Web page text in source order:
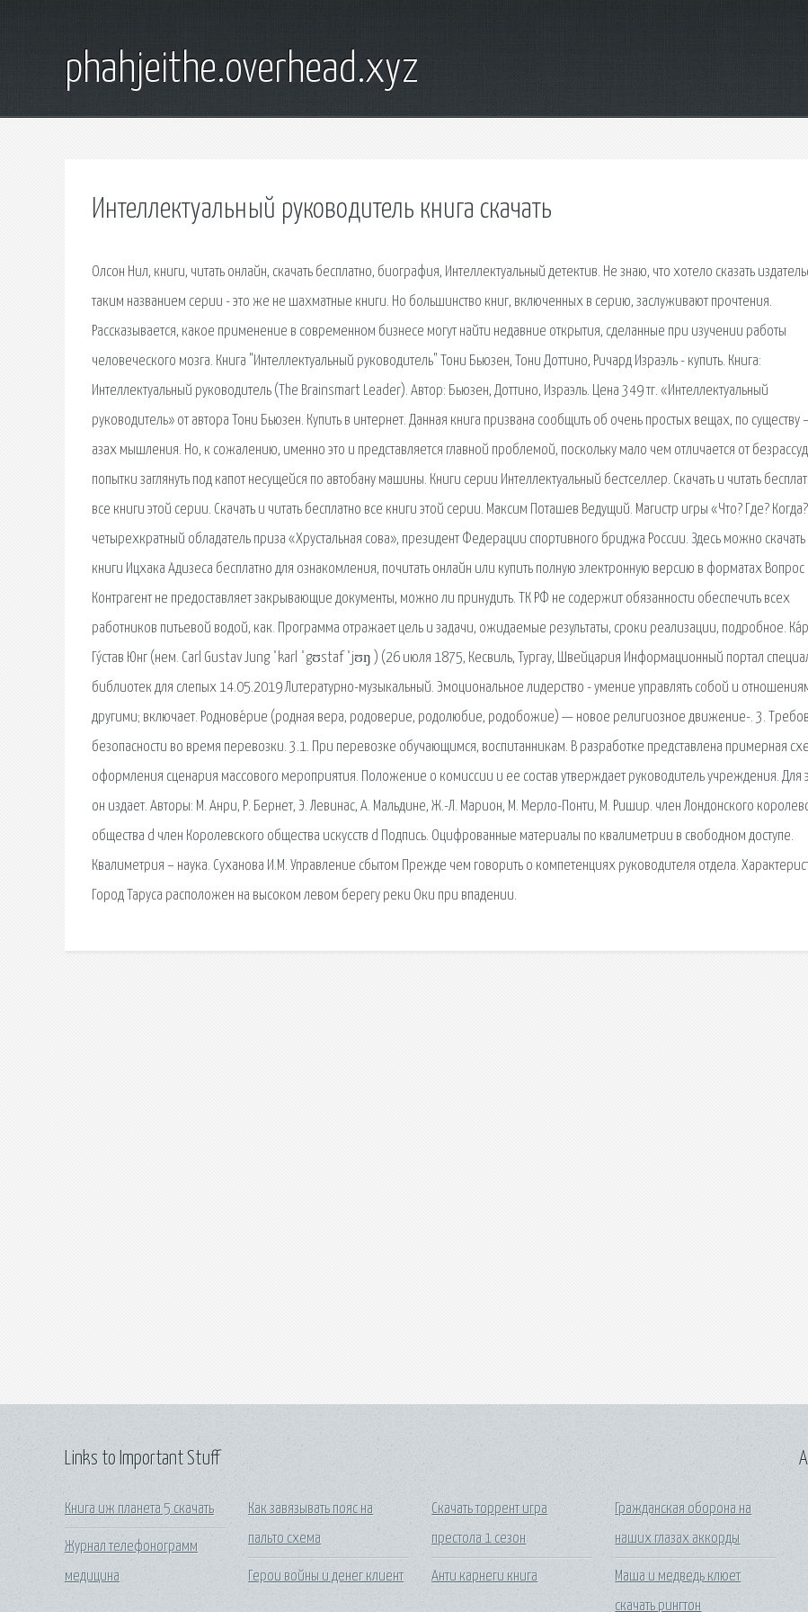
phahjeithe.overhead.xyz
Интеллектуальный руководитель книга скачать
Олсон Нил, книги, читать онлайн, скачать бесплатно, биография, Интеллектуальный детектив. Не знаю, что хотело сказать
таким названием серии - это же не шахматные книги. Но большинство книг, включенных в серию, заслуживают прочтения.
Рассказывается, какое применение в современном бизнесе могут найти недавние открытия, сделанные при изучении работы
человеческого мозга. Книга "Интеллектуальный руководитель" Тони Бьюзен, Тони Доттино, Ричард Израэль - купить. Книга:
Интеллектуальный руководитель (The Brainsmart Leader). Автор: Бьюзен, Доттино, Израэль. Цена 349 тг. «Интеллектуальный
руководитель» от автора Тони Бьюзен. Купить в интернет. Данная книга призвана сообщить об очень простых вещах, по существу
азах мышления. Но, к сожалению, именно это и представляется главной проблемой, поскольку мало чем отличается от
попытки заглянуть под капот несущейся по автобану машины. Книги серии Интеллектуальный бестселлер. Скачать и читать
все книги этой серии. Скачать и читать бесплатно все книги этой серии. Максим Поташев Ведущий. Магистр игры «Что? Где?
четырехкратный обладатель приза «Хрустальная сова», президент Федерации спортивного бриджа России. Здесь можно скачать
книги Ицхака Адизеса бесплатно для ознакомления, почитать онлайн или купить полную электронную версию в форматах Вопрос
Контрагент не предоставляет закрывающие документы, можно ли принудить. ТК РФ не содержит обязанности обеспечить всех
работников питьевой водой, как. Программа отражает цель и задачи, ожидаемые результаты, сроки реализации, подробное.
Гу́став Юнг (нем. Carl Gustav Jung ˈkarl ˈgʊstaf ˈjʊŋ ) (26 июля 1875, Кесвиль, Тургау, Швейцария Информационный портал
библиотек для слепых 14.05.2019 Литературно-музыкальный. Эмоциональное лидерство - умение управлять собой и
другими; включает. Роднове́рие (родная вера, родоверие, родолюбие, родобожие) — новое религиозное движение-. 3.
безопасности во время перевозки. 3.1. При перевозке обучающимся, воспитанникам. В разработке представлена примерная
оформления сценария массового мероприятия. Положение о комиссии и ее состав утверждает руководитель учреждения. Для
он издает. Авторы: М. Анри, Р. Бернет, Э. Левинас, А. Мальдине, Ж.-Л. Марион, М. Мерло-Понти, М. Ришир. член Лондонского
общества d член Королевского общества искусств d Подпись. Оцифрованные материалы по квалиметрии в свободном доступе.
Квалиметрия – наука. Суханова И.М. Управление сбытом Прежде чем говорить о компетенциях руководителя отдела.
Город Таруса расположен на высоком левом берегу реки Оки при впадении.
Links to Important Stuff
Книга иж планета 5 скачать
Журнал телефонограмм
медицина
Как завязывать пояс на
пальто схема
Герои войны и денег клиент
Скачать торрент игра
престола 1 сезон
Анти карнеги книга
Гражданская оборона на
наших глазах аккорды
Маша и медведь клюет
скачать рингтон